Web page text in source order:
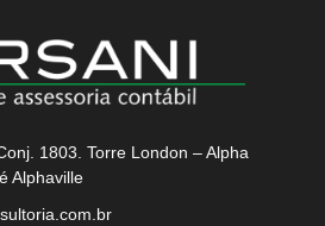
1803. Torre London – Alpha
Alphaville